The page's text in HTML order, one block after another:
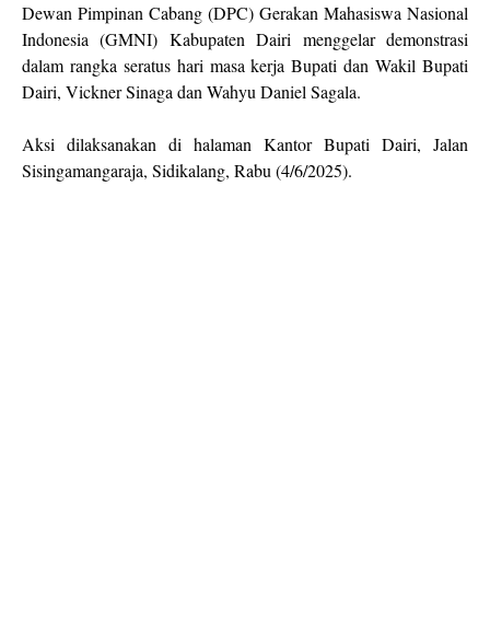
Dewan Pimpinan Cabang (DPC) Gerakan Mahasiswa Nasional
Indonesia (GMNI) Kabupaten Dairi menggelar demonstrasi
dalam rangka seratus hari masa kerja Bupati dan Wakil Bupati
Dairi, Vickner Sinaga dan Wahyu Daniel Sagala.
Aksi dilaksanakan di halaman Kantor Bupati Dairi, Jalan
Sisingamangaraja, Sidikalang, Rabu (4/6/2025).